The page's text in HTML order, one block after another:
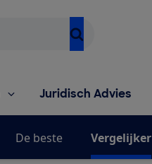
Juridisch Advies
De beste Vergelijker